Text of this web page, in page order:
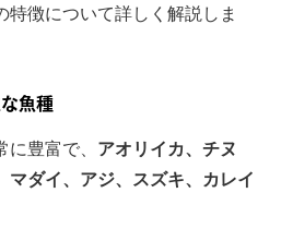
特徴について詳しく解説しま
魚種
豊富で、 アオリイカ、チヌ
マダイ、アジ、スズキ、カレイ